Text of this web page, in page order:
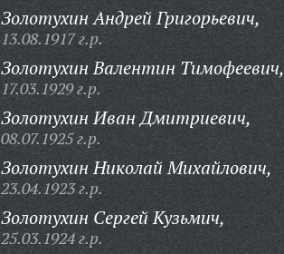
Золотухин Андрей Григорьевич,
13.08.1917 г.р.
Золотухин Валентин Тимофеевич,
17.03.1929 г.р.
Золотухин Иван Дмитриевич,
08.07.1925 г.р.
Золотухин Николай Михайлович,
23.04.1923 г.р.
Золотухин Сергей Кузьмич,
25.03.1924 г.р.